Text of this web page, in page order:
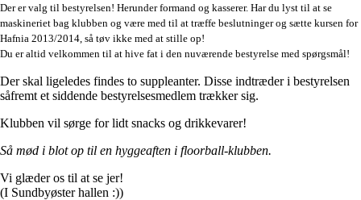
Der er valg til bestyrelsen! Herunder formand og kasserer. Har du lyst til at se
maskineriet bag klubben og være med til at træffe beslutninger og sætte kursen for
Hafnia 2013/2014, så tøv ikke med at stille op!
Du er altid velkommen til at hive fat i den nuværende bestyrelse med spørgsmål!
Der skal ligeledes findes to suppleanter. Disse indtræder i bestyrelsen
såfremt et siddende bestyrelsesmedlem trækker sig.
Klubben vil sørge for lidt snacks og drikkevarer!
Så mød i blot op til en hyggeaften i floorball-klubben.
Vi glæder os til at se jer!
(I Sundbyøster hallen :))